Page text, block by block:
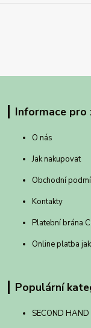
Informace pro
O nás
Jak nakupovat
Obchodní
Kontakty
Platební brána
Online platba
Populární
SECOND HAND